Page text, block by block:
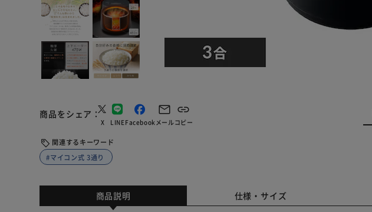
商品をシェア
X LINEFacebookメールコピー
関連するキーワード
#マイコン式 3通り
商品説明 仕様・サイズ